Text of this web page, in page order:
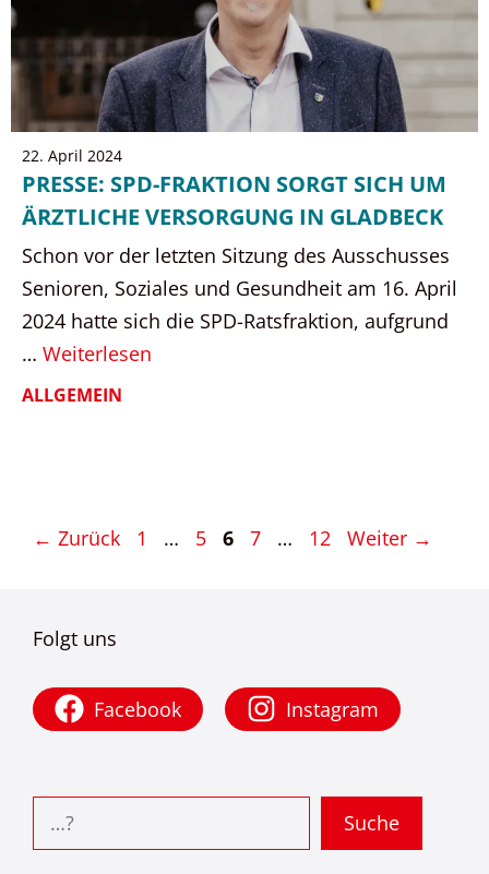
22. April 2024
PRESSE: SPD-FRAKTION SORGT SICH UM
ÄRZTLICHE VERSORGUNG IN GLADBECK
Schon vor der letzten Sitzung des Ausschusses
Senioren, Soziales und Gesundheit am 16. April
2024 hatte sich die SPD-Ratsfraktion, aufgrund
… Weiterlesen
ALLGEMEIN
← Zurück Seite
1 … Seite
5 Seite
6 Seite
7 … Seite
12 Weiter →
Folgt uns
Facebook Instagram
Suchen Suche